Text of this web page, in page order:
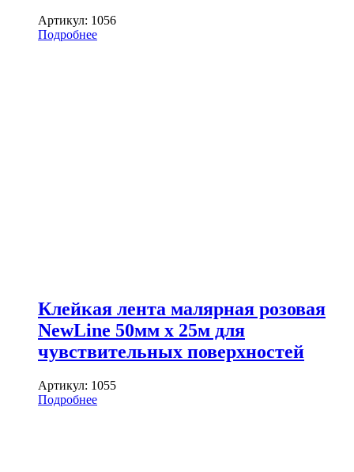
Артикул: 1056
Подробнее
Клейкая лента малярная розовая
NewLine 50мм х 25м для
чувствительных поверхностей
Артикул: 1055
Подробнее